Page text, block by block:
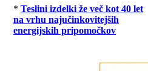
* Teslini izdelki že več kot 40 let
na vrhu najučinkovitejših
energijskih pripomočkov